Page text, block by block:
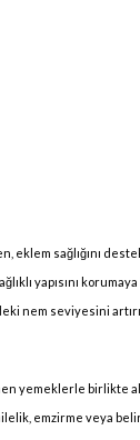
eklem sağlığını
yapısını
nem seviyesini
yemeklerle birlikte
emzirme veya